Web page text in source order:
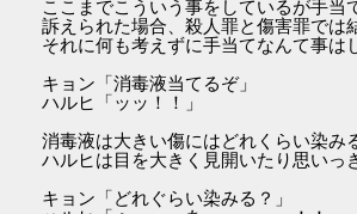
ここまでこういう事をしているが手当
訴えられた場合、殺人罪と傷害罪では
それに何も考えずに手当てなんて事は
キョン「消毒液当てるぞ」
ハルヒ「ッッ！！」
消毒液は大きい傷にはどれくらい染み
ハルヒは目を大きく見開いたり思いっ
キョン「どれぐらい染みる？」